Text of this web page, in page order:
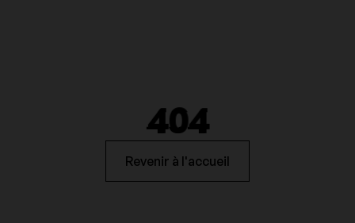
404
Revenir à l'accueil